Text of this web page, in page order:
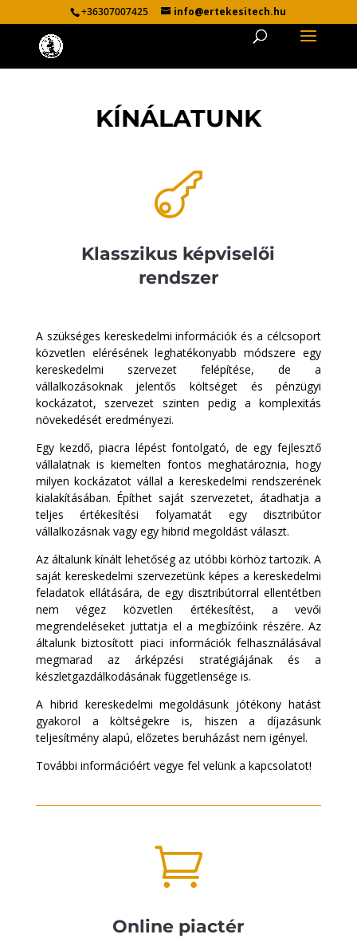
+36307007425 info@ertekesitech.hu
KÍNÁLATUNK

Klasszikus képviselői
rendszer
A szükséges kereskedelmi információk és a célcsoport
közvetlen elérésének leghatékonyabb módszere egy
kereskedelmi szervezet felépítése, de a
vállalkozásoknak jelentős költséget és pénzügyi
kockázatot, szervezet szinten pedig a komplexitás
növekedését eredményezi.
Egy kezdő, piacra lépést fontolgató, de egy fejlesztő
vállalatnak is kiemelten fontos meghatároznia, hogy
milyen kockázatot vállal a kereskedelmi rendszerének
kialakításában. Építhet saját szervezetet, átadhatja a
teljes értékesítési folyamatát egy disztribútor
vállalkozásnak vagy egy hibrid megoldást választ.
Az általunk kínált lehetőség az utóbbi körhöz tartozik. A
saját kereskedelmi szervezetünk képes a kereskedelmi
feladatok ellátására, de egy disztribútorral ellentétben
nem végez közvetlen értékesítést, a vevői
megrendeléseket juttatja el a megbízóink részére. Az
általunk biztosított piaci információk felhasználásával
megmarad az árképzési stratégiájának és a
készletgazdálkodásának függetlensége is.
A hibrid kereskedelmi megoldásunk jótékony hatást
gyakorol a költségekre is, hiszen a díjazásunk
teljesítmény alapú, előzetes beruházást nem igényel.
További információért vegye fel velünk a kapcsolatot!

Online piactér